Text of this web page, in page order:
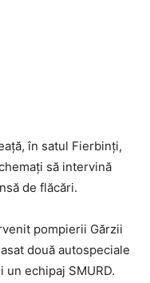
în satul Fierbinți,
să intervină
de flăcări.
pompierii Gărzii
două autospeciale
echipaj SMURD.